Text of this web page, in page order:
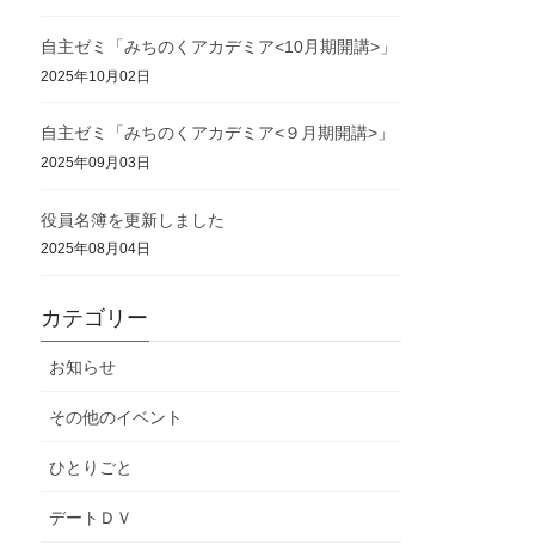
自主ゼミ「みちのくアカデミア<10月期開講>」
2025年10月02日
自主ゼミ「みちのくアカデミア<９月期開講>」
2025年09月03日
役員名簿を更新しました
2025年08月04日
カテゴリー
お知らせ
その他のイベント
ひとりごと
デートＤＶ